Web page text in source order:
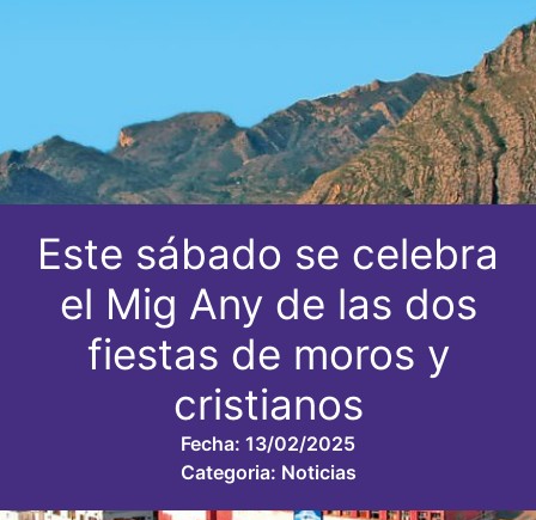
Este sábado se celebra
el Mig Any de las dos
fiestas de moros y
cristianos
Fecha: 13/02/2025
Categoria: Noticias